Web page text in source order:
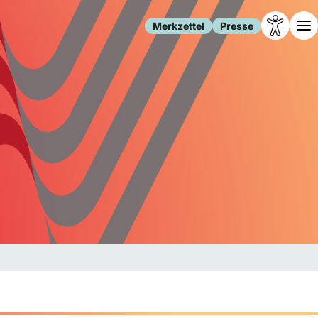
Merkzettel Presse
Leben
Familie
Freizeit
Gesundheit
Internet
Gesellschaft
Forschung
Migration
Polizei